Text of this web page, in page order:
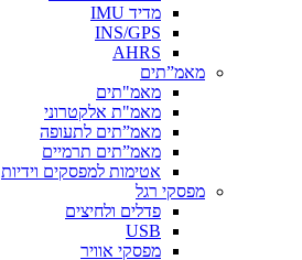
מדיד IMU
INS/GPS
AHRS
מאמ”תים
מאמ"תים
מאמ"ת אלקטרוני
מאמ”תים לתעופה
מאמ”תים תרמיים
אטימות למפסקים וידיות
מפסקי רגל
פדלים ולחיצים
USB
מפסקי אוויר